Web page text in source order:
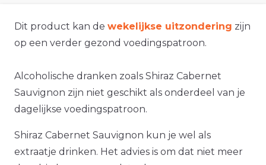
Dit product kan de wekelijkse uitzondering zijn
op een verder gezond voedingspatroon.
Alcoholische dranken zoals Shiraz Cabernet
Sauvignon zijn niet geschikt als onderdeel van je
dagelijkse voedingspatroon.
Shiraz Cabernet Sauvignon kun je wel als
extraatje drinken. Het advies is om dat niet meer